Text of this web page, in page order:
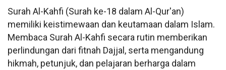
Berita Islam
Nasional
Surah Al-Kahfi (Surah ke-18 dalam Al-Qur'an)
memiliki keistimewaan dan keutamaan dalam Islam.
Membaca Surah Al-Kahfi secara rutin memberikan
perlindungan dari fitnah Dajjal, serta mengandung
hikmah, petunjuk, dan pelajaran berharga dalam